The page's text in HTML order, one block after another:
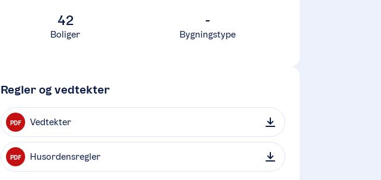
42
Boliger
-
Bygningstype
Regler og vedtekter
PDF Vedtekter
PDF Husordensregler